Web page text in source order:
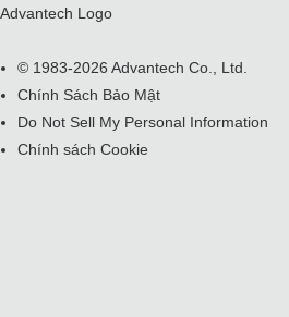
Advantech Logo
© 1983-2026 Advantech Co., Ltd.
Chính Sách Bảo Mật
Do Not Sell My Personal Information
Chính sách Cookie